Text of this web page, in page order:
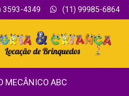
3593-4349 (11) 99985-6864
MECÂNICO ABC